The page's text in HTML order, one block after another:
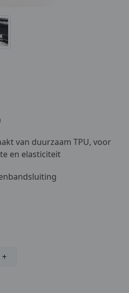
van duurzaam TPU, voor
en elasticiteit
+